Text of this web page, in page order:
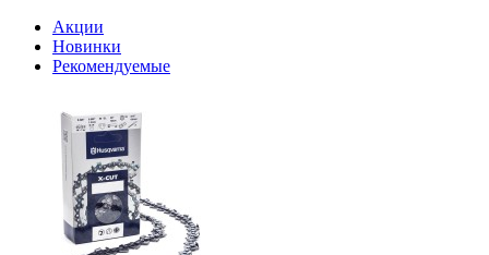
Акции
Новинки
Рекомендуемые